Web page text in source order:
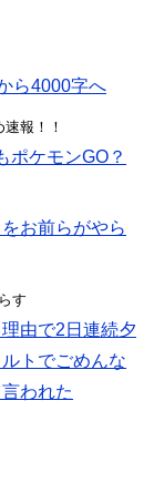
ら4000字へ
報！！
ポケモンGO？
お前らがやら
す
由で2日連続夕
トでごめんな
われた